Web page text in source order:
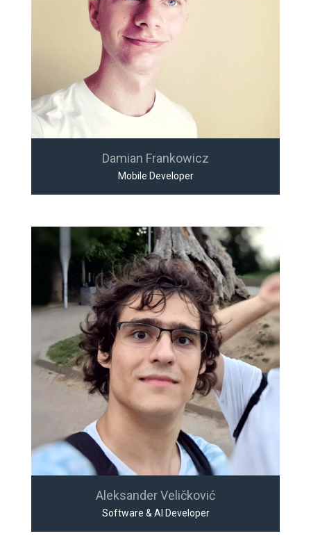
Damian Frankowicz
Mobile Developer
Aleksander Veličković
Software & AI Developer